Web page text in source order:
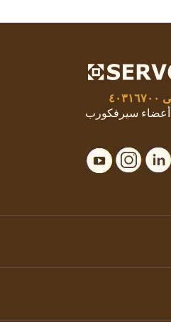
٤٠٣١٦٧٠٠
أعضاء سيرفكورب